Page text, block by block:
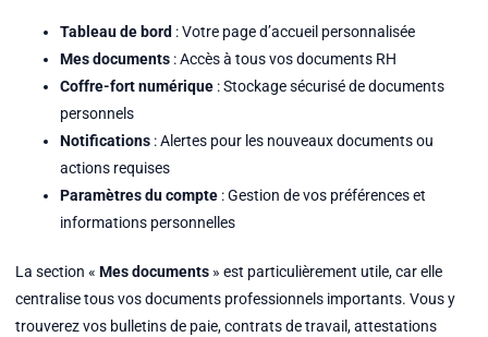
Tableau de bord : Votre page d’accueil personnalisée
Mes documents: Accès à tous vos documents RH
Coffre-fort numérique: Stockage sécurisé de documents
personnels
Notifications: Alertes pour les nouveaux documents ou
actions requises
Paramètres du compte: Gestion de vos préférences et
informations personnelles
La section « Mes documents» est particulièrement utile, car elle
centralise tous vos documents professionnels importants. Vous y
trouverez vos bulletins de paie, contrats de travail, attestations